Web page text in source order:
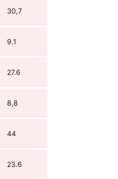
30,7
9.1
27.6
8,8
44
23.6